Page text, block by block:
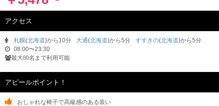
アクセス
札幌(北海道)から10分 大通(北海道)から5分 すすきの(北海道)から5分
08:00〜23:30
最大80名まで利用可能
アピールポイント！
おしゃれな椅子で高級感のある装い